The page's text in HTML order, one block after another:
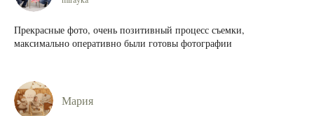
Прекрасные фото, очень позитивный процесс съемки,
максимально оперативно были готовы фотографии
Мария